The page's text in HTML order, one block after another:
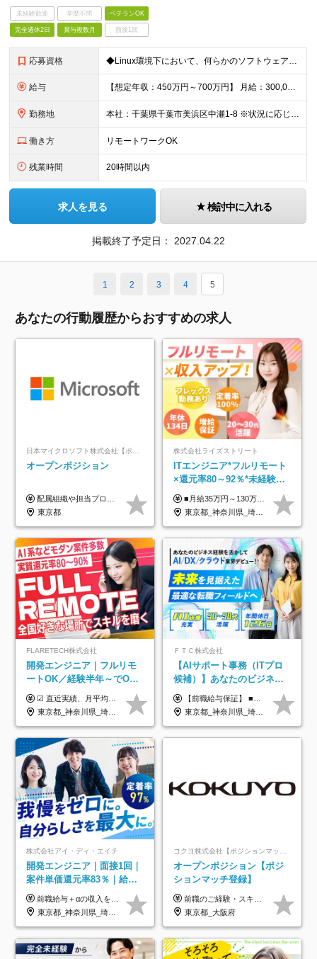
未経験歓迎 学歴不問 ベテランOK
完全週休2日 賞与複数月 面接1回
応募資格 ◆Linux環境下において、何らかのソフトウェア開発経験がある方（組み込み・業務システム等） ◆高専卒以上の方
給与 【想定年収：450万円～700万円】 月給：300,000円～400,000円 ◇賞与実績年2回 ◇決算賞与あり ※試用期間3ヶ月（期間中の差異なし） ※残業代全額支給
勤務地 本社：千葉県千葉市美浜区中瀬1-8 ※状況に応じて週2～3日の在宅勤務可 ※就業場所変更の範囲:当社の定めるところ
働き方 リモートワークOK
残業時間 20時間以内
求人を見る 検討中に入れる
掲載終了予定日： 2027.04.22
1 2 3 4 5
あなたの行動履歴からおすすめの求人
日本マイクロソフト株式会社【ポジションマッチ登録】
オープンポジション
配属組織や担当プロジェクトにより異なります。 ▼参考情報 ----------------------- 年俸650万～（1/12を月々支給） ※経験、能力を考慮の上、当社規定により優遇いたします。 ※時間外、休日出勤、深夜手当に対する賃金も基本年俸に含みます。
東京都
株式会社ライズストリート
ITエンジニア*フルリモート
×還元率80～92％*未経験歓
迎*年休134日*月給35万～*
定着率100%
■月給35万円～130万円＋賞与年2回＋各種手当 ※システムエンジニアの経験をお持ちの方は月給41万円以上＋賞与年2回（108万円～）＋手当 ■単価（年収）アップのチャンスは最大年12回 ※残業代は1分単位で100％全額支給。サービス残業などは一切ありません ※試用期間6ヵ月（試用期間中の待遇・給与に差はありません）
東京都_神奈川県_埼玉県_千葉県_大阪府_愛知県_北海道_青森県_岩手県_宮城県_秋田県_山形県_福島県_茨城県_栃木県_群馬県_新潟県_山梨県_長野県_富山県_石川県_福井県_静岡県_岐阜県_三重県_兵庫県_京都府_滋賀県_奈良県_和歌山県_広島県_岡山県_鳥取県_島根県_山口県_徳島県_香川県_愛媛県_高知県_福岡県_熊本県_佐賀県_長崎県_大分県_宮崎県_鹿児島県_沖縄県
FLARETECH株式会社
開発エンジニア｜フルリモ
ートOK／経験半年～でOK
／実質還元率80～90%／前
給保証／AI系など最先端案
件多数
☑︎ 直近実績、月平均17,000円の昇給 ☑︎ 前職給与100%保証 ☑︎ 実質還元率80～90% ☑︎ 待機時も給与は満額支給 月給35万円～70万円＋交通費など各種手当 ※想定年収：4,200,000円～10,560,000円 ※経験・能力等を考慮の上で決定します。 ※上記金額には、みなし残業手当（50時間分・104,000円～212,000円）を含みます。超過分は別途追加支給します。 ┗残業時間は月平均10時間、多い時でも20時間程度と安定しております ★単価連動型の給与体系ではないため、万が一待機になってもその間の給与は満額支給しています。 ＜1年間の昇給事例をご紹介！＞ ・20代/フロントエンドエンジニア：月給274,000円→月給362,000円（＋88,000円/月） ・20代/iOSエンジニア：月給237,000円→月給287,000円（＋50,000円/月） ・20代/Androidエンジニア：月給316,000円→月給374,000円（＋58,000円/月） ・30代/Javaエンジニア（上流）：月給340,000円→月給418,000円（＋78,000円/月） ・30代/PMO：月給340,000円→月給418,000円（＋78,000円/月）
東京都_神奈川県_埼玉県_千葉県_大阪府_愛知県_北海道_青森県_岩手県_宮城県_秋田県_山形県_福島県_茨城県_栃木県_群馬県_新潟県_山梨県_長野県_富山県_石川県_福井県_静岡県_岐阜県_三重県_兵庫県_京都府_滋賀県_奈良県_和歌山県_広島県_岡山県_鳥取県_島根県_山口県_徳島県_香川県_愛媛県_高知県_福岡県_熊本県_佐賀県_長崎県_大分県_宮崎県_鹿児島県_沖縄県
ＦＴＣ株式会社
【AIサポート事務（ITプロ
候補）】あなたのビジネス
経験をAI業界で活かす◆IT
未経験OK◆目指せるコンサ
ル
【前職給与保証】 ■未経験者： 月給30万円～35万円 ■ローキャリア（経験目安1年程度）： 月給35万円～40万円 ■経験者（経験目安3年以上）： 月給40万円～60万円 ■即戦力（経験目安5年以上）： 月給45万円～80万円 ※上記金額には固定残業代30時間分 【未経験者5万5000円～7万3000円、 ローキャリア6万4000円～7万3000円、 経験者5万8000円～10万9000円、 即戦力8万2000円～14万5000円】を含みます。 ※30時間を超える場合は追加で全額支給します。 ※経験・能力・前職給与などを総合的に評価したうえでご納得いただけるよう個別決定。 未経験者の場合、前職給与とポテンシャルを査定のうえ決定いたします。 ※日本国内でのIT業界経験、または同等の実務経験と能力に応じて決定します。 ※前職給与は日本円かつ、日本国内での実績に基づき評価します。 【納得の評価システム】 ★クォーター毎に査定する評価制度導入！ 明確な評価基準で翌年度年収を上げましょう！ ★評価対象期間に在籍中のほとんどの社員が昇給し 年収アップを実現しています！ ★様々なインセンティブ制度を用意し多角的に正当評価しています！ ※試用期間6カ月（期間中の待遇等に差異なし）
東京都_神奈川県_埼玉県_千葉県
株式会社アイ・ディ・エイチ
開発エンジニア｜面接1回｜
案件単価還元率83％｜給与
UP保証｜年休140日｜在宅
利用率9割｜独立支援・副業
制度
前職給与＋αの収入を保証 月給42万円～120万円＋各種手当＋賞与 給与基準が明確かつ高還元です。 一人ひとりが安定した環境のもと、長く活躍できる職場を目指しています。 ※平均年収650万円 ・還元率83％ ・各種手当について 職能手当／職務手当／資格手当／営業手当 など ※前職での経験・能力、給与などを考慮の上、当社規定により優遇いたします ※試用期間あり（3ヶ月／期間中の条件に変動はありません） ※上記金額には固定残業代（78,948円～225,564円/月30時間分）を含みます 超過分は別途全額支給いたします ・年収UPを保証 過去には転職時に〈年収200万円UP〉したエンジニアも在籍しています。入社時だけでなく、入社後も安心の給与水準で働ける環境です。キャリアや技術力が正当に評価されていないと感じていたら、一度面接でお話ししましょう！ 当社では管理職の人数は最低限にし、無駄な管理をしません。その費用削減分を社員の給与に還元しています！
東京都_神奈川県_埼玉県_千葉県_大阪府_愛知県_北海道_青森県_岩手県_宮城県_秋田県_山形県_福島県_茨城県_栃木県_群馬県_新潟県_山梨県_長野県_富山県_石川県_福井県_静岡県_岐阜県_三重県_兵庫県_京都府_滋賀県_奈良県_和歌山県_広島県_岡山県_鳥取県_島根県_山口県_徳島県_香川県_愛媛県_高知県_福岡県_熊本県_佐賀県_長崎県_大分県_宮崎県_鹿児島県_沖縄県
オープンポジション【ポジ
ションマッチ登録】
前職のご経験・スキル等を考慮して決定します。
東京都_大阪府